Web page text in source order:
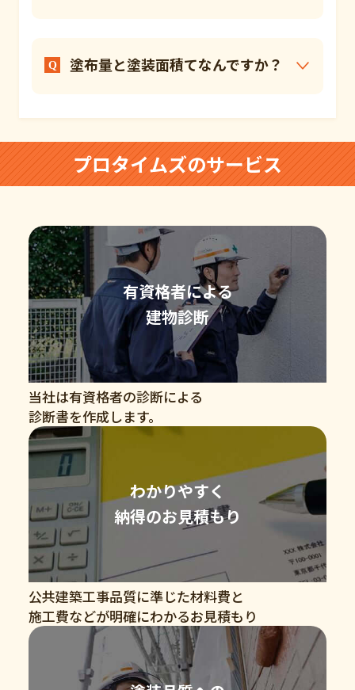
塗布量と塗装面積てなんですか？
プロタイムズのサービス
有資格者による
建物診断
当社は有資格者の診断による
診断書を作成します。
わかりやすく
納得のお見積もり
公共建築工事品質に準じた材料費と
施工費などが明確にわかるお見積もり